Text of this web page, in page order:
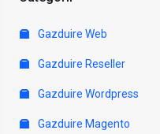
Gazduire Web
Gazduire Reseller
Gazduire Wordpress
Gazduire Magento